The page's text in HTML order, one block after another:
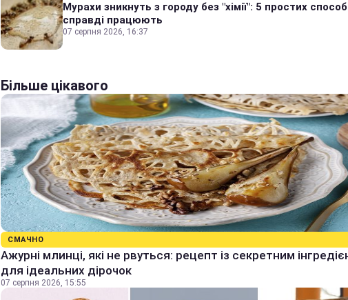
Мурахи зникнуть з городу без "хімії": 5 простих
справді працюють
07 серпня 2026, 16:37
Більше цікавого
СМАЧНО
Ажурні млинці, які не рвуться: рецепт із секретним
для ідеальних дірочок
07 серпня 2026, 15:55